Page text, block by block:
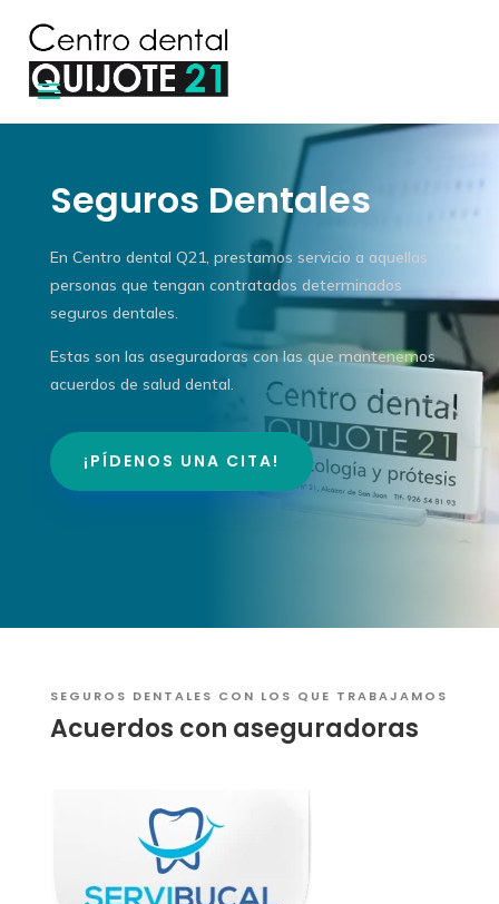
Seguros Dentales
En Centro dental Q21, prestamos servicio a aquellas
personas que tengan contratados determinados
seguros dentales.
Estas son las aseguradoras con las que mantenemos
acuerdos de salud dental.
¡PÍDENOS UNA CITA!
SEGUROS DENTALES CON LOS QUE TRABAJAMOS
Acuerdos con aseguradoras